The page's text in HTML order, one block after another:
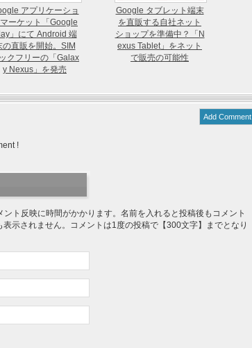
アプリケーショ
ーケット「Google
」にて Android 端
の直販を開始。SIM
クフリーの「Galax
y Nexus」を発売
Google タブレット端末
を直販する自社ネット
ショップを準備中？「N
exus Tablet」をネット
で販売の可能性
Add Comment
!
ト反映に時間がかかります。名前を入れると投稿後もコメント
示されません。コメントは1度の投稿で【300文字】までとなり